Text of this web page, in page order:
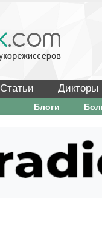
Статьи Дикторы
Блоги